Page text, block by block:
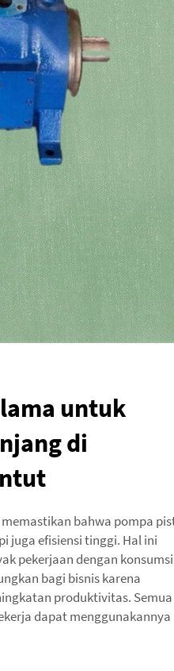
untuk
di
bahwa pompa
juga efisiensi tinggi. Hal ini
pekerjaan dengan konsumsi
bagi bisnis karena
produktivitas. Semua
dapat menggunakannya